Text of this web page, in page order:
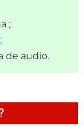
;
de audio.